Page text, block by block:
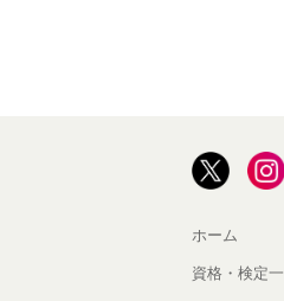
ホーム
資格・検定